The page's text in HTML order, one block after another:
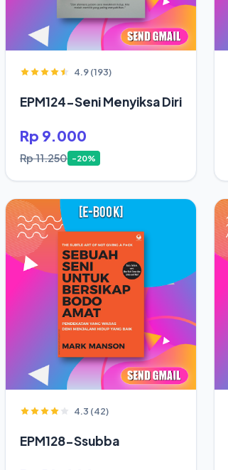
4.9 (193)
EPM124-Seni Menyiksa Diri
Rp 9.000
Rp 11.250 -20%
4.3 (42)
EPM128-Ssubba